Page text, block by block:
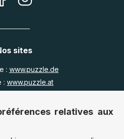
sites
: www.puzzle.de
: www.puzzle.at
www.jigsawpuzzle.co.ukrelatives aux